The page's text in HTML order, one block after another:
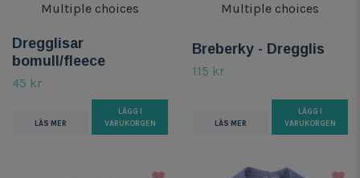
Multiple choices
Dregglisar
bomull/fleece
45 kr
LÄS MER
LÄGG I
VARUKORGEN
Multiple choices
Breberky - Dregglis
115 kr
LÄS MER
LÄGG I
VARUKORGEN